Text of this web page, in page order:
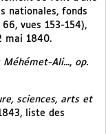
nationales, fonds
vues 153-154),
mai 1840.
Méhémet-Ali..., op.
sciences, arts et
liste des